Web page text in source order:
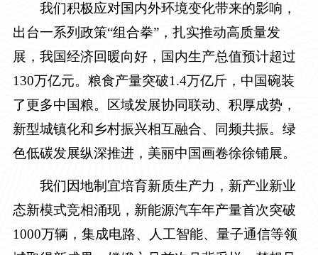
我们积极应对国内外环境变化带来的影响，
出台一系列政策“组合拳”，扎实推动高质量发
展，我国经济回暖向好，国内生产总值预计超过
130万亿元。粮食产量突破1.4万亿斤，中国碗装
了更多中国粮。区域发展协同联动、积厚成势，
新型城镇化和乡村振兴相互融合、同频共振。绿
色低碳发展纵深推进，美丽中国画卷徐徐铺展。
我们因地制宜培育新质生产力，新产业新业
态新模式竞相涌现，新能源汽车年产量首次突破
1000万辆，集成电路、人工智能、量子通信等领